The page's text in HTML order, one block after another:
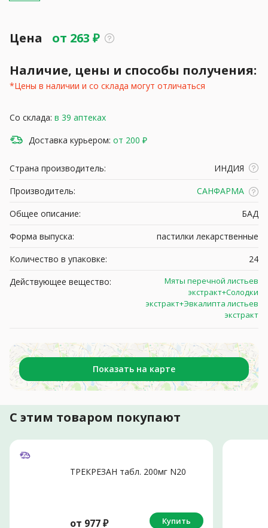
Цена от 263 ₽
Наличие, цены и способы получения:
*Цены в наличии и со склада могут отличаться
Со склада: в 39 аптеках
Доставка курьером: от 200 ₽
Страна производитель:
ИНДИЯ
Производитель:
САНФАРМА
Общее описание:
БАД
Форма выпуска:
пастилки лекарственные
Количество в упаковке:
24
Действующее вещество:
Мяты перечной листьев
экстракт+Солодки
экстракт+Эвкалипта листьев
экстракт
Показать на карте
С этим товаром покупают
ТРЕКРЕЗАН табл. 200мг N20
от 977₽ Купить